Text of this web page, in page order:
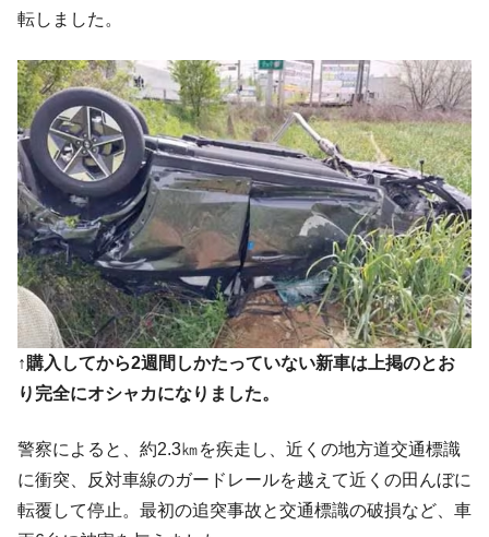
ぎ」では。
『Money1』
韓国鉄鋼最大手『POSCO』ズブズブ沈む。
営業利益80.2％も減少
『Money1』
米国下院「韓国の公務員個人をターゲット
にぶん殴る法案」提出！⇒ クーパン問題は合衆国企業に対
する差別。許してはおかぬ
『Money1』
韓国ボンクラ政策室長･金容範、株価暴落に
他人事のような発言。
『Money1』
韓国半導体『SKハイニックス』2026年2Qの
業績「史上最高益」当期純利益は前年同期比13.4倍に。
『Money1』
韓国･加徳島新国際空港「またも暗礁」の危
機 ⇒ 10.7兆では損が出るからできない。
『Money1』
【速報】韓国株式市場の暴落・本日07月29
発動！
『Money1』
IT産業は人を雇用する効果は低い。全産業の
半分未満しか雇用を生まない
転しました。
↑購入してから2週間しかたっていない新車は上掲のとお
り完全にオシャカになりました。
警察によると、約2.3㎞を疾走し、近くの地方道交通標識
に衝突、反対車線のガードレールを越えて近くの田んぼに
転覆して停止。最初の追突事故と交通標識の破損など、車